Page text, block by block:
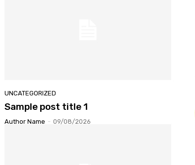
UNCATEGORIZED
Sample post title 1
Author Name - 09/08/2026